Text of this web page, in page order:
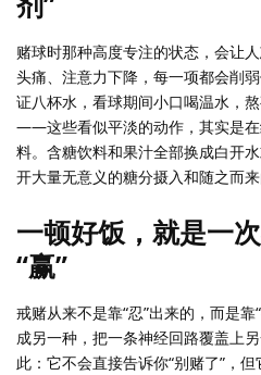
赌球时那种高度专注的状态，会让
头痛、注意力下降，每一项都会削
证八杯水，看球期间小口喝温水，
——这些看似平淡的动作，其实是
料。含糖饮料和果汁全部换成白开
开大量无意义的糖分摄入和随之而来
一顿好饭，就是一
“赢”
戒赌从来不是靠“忍”出来的，而是
成另一种，把一条神经回路覆盖上
此：它不会直接告诉你“别赌了”，